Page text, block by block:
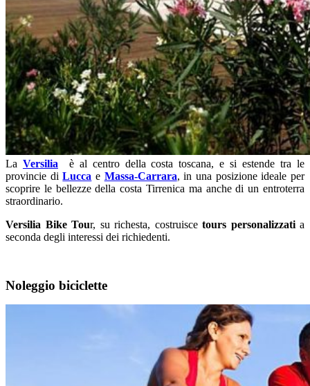
La Versilia
è al centro della costa toscana, e si estende tra le
provincie diLucca e Massa-Carrara, in una posizione ideale per
scoprire le bellezze della costa Tirrenica ma anche di un entroterra
straordinario.
Versilia Bike Tour, su richesta, costruisce tours personalizzatia
seconda degli interessi dei richiedenti.
Noleggio biciclette